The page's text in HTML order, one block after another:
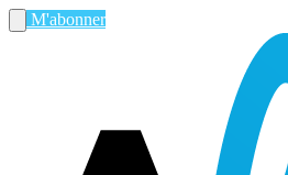
M'abonner